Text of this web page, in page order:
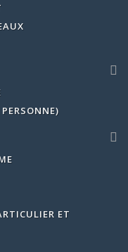
ET